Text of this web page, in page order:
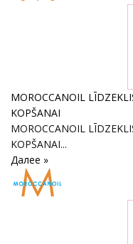
MOROCCANOIL
KOPŠANAI
MOROCCANOIL
KOPŠANAI...
Далее »